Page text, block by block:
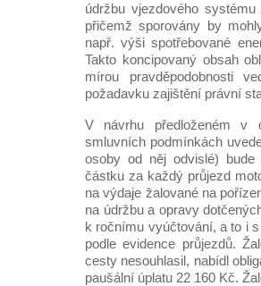
údržbu vjezdového
přičemž sporovány by
např. výši spotřebované
Takto koncipovaný obsah
mírou pravděpodobnosti
požadavku zajištění právní
V návrhu předloženém v
smluvních podmínkách
osoby od něj odvislé) bude
částku za každý průjezd
na výdaje žalované na
na údržbu a opravy
k ročnímu vyúčtování, a to i
podle evidence průjezdů.
cesty nesouhlasil, nabídl
paušální úplatu 22 160 Kč.